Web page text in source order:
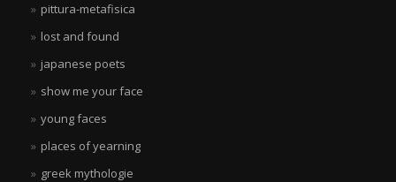
pittura-metafisica
lost and found
japanese poets
show me your face
young faces
places of yearning
greek mythologie